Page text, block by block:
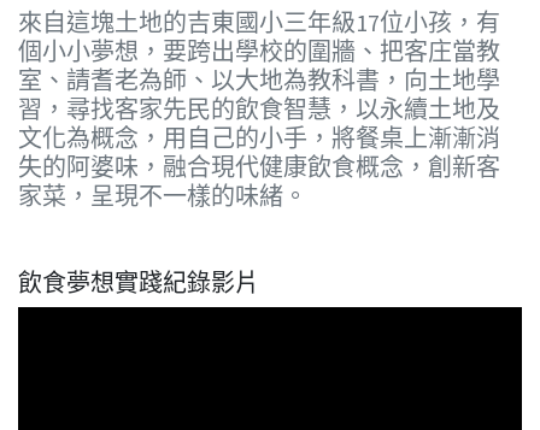
來自這塊土地的吉東國小三年級17位小孩，有
個小小夢想，要跨出學校的圍牆、把客庄當教
室、請耆老為師、以大地為教科書，向土地學
習，尋找客家先民的飲食智慧，以永續土地及
文化為概念，用自己的小手，將餐桌上漸漸消
失的阿婆味，融合現代健康飲食概念，創新客
家菜，呈現不一樣的味緒。
飲食夢想實踐紀錄影片